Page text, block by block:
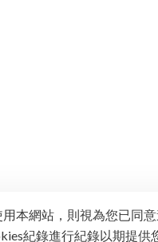
本網站，則視為您已同
紀錄進行紀錄以期提供